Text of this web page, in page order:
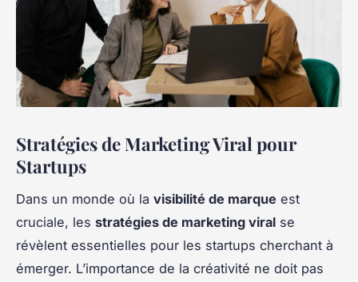
Stratégies de Marketing Viral pour
Startups
Dans un monde où la visibilité de marque est
cruciale, les stratégies de marketing viral se
révèlent essentielles pour les startups cherchant à
émerger. L’importance de la créativité ne doit pas